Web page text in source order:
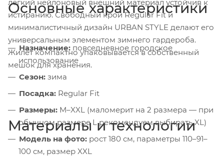
лёгкий нейлоновый внешний материал устойчив к
истиранию. Свободный крой Regular Fit и
минималистичный дизайн URBAN STYLE делают его
универсальным элементом зимнего гардероба.
Жилет компактно упаковывается в собственный
мешок для хранения.
Основные характеристики
Назначение: повседневное городское
использование
Сезон: зима
Посадка: Regular Fit
Размеры: M–XXL (маломерит на 2 размера — при
обычном размере L рекомендуем выбирать XL)
Модель на фото: рост 180 см, параметры 110–91–
100 см, размер XXL
Материалы и технологии